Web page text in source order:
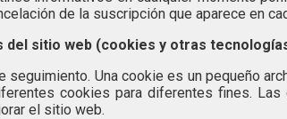
de la suscripción que aparece en
sitio web (cookies y otras
Una cookie es un pequeño
cookies para diferentes fines.
el sitio web.